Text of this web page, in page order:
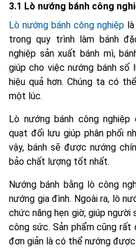
3.1 Lò nướng bánh công
Lò nướng bánh công nghiệplà
trong quy trình làm bánh
nghiệp sản xuất bánh mì,
giúp cho việc nướng bánh số
hiệu quả hơn. Chúng ta có
một lúc.
Lò nướng bánh công
quạt đối lưu giúp phân phối
vậy, bánh sẽ được nướng
bảo chất lượng tốt nhất.
Nướng bánh bằng lò công
nướng gia đình. Ngoài ra, lò
chức năng hẹn giờ, giúp
công sức. Sản phẩm cũng
đơn giản là có thể nướng được